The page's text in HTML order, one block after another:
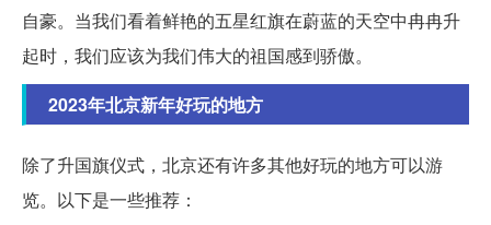
自豪。当我们看着鲜艳的五星红旗在蔚蓝的天空中冉冉升
起时，我们应该为我们伟大的祖国感到骄傲。
2023年北京新年好玩的地方
除了升国旗仪式，北京还有许多其他好玩的地方可以游
览。以下是一些推荐：